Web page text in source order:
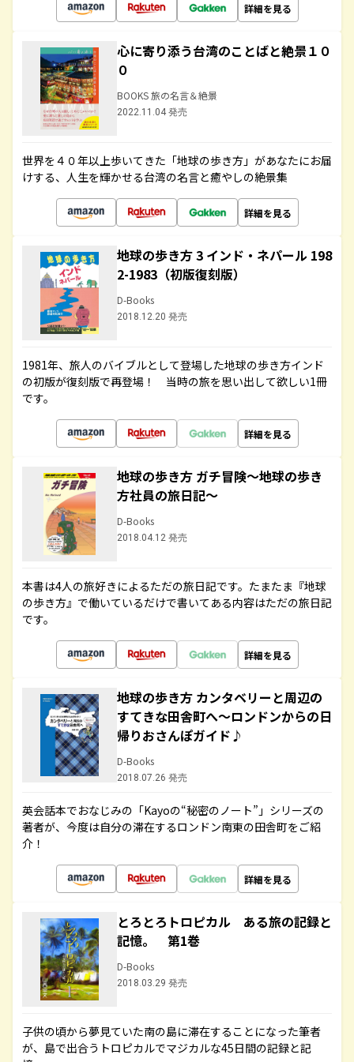
詳細を見る
心に寄り添う台湾のことばと絶景１０
０
BOOKS 旅の名言＆絶景
2022.11.04 発売
世界を４０年以上歩いてきた「地球の歩き方」があなたにお届
けする、人生を輝かせる台湾の名言と癒やしの絶景集
詳細を見る
地球の歩き方 3 インド・ネパール 198
2-1983（初版復刻版）
D-Books
2018.12.20 発売
1981年、旅人のバイブルとして登場した地球の歩き方インド
の初版が復刻版で再登場！ 当時の旅を思い出して欲しい1冊
です。
詳細を見る
地球の歩き方 ガチ冒険～地球の歩き
方社員の旅日記～
D-Books
2018.04.12 発売
本書は4人の旅好きによるただの旅日記です。たまたま『地球
の歩き方』で働いているだけで書いてある内容はただの旅日記
です。
詳細を見る
地球の歩き方 カンタベリーと周辺の
すてきな田舎町へ～ロンドンからの日
帰りおさんぽガイド♪
D-Books
2018.07.26 発売
英会話本でおなじみの「Kayoの“秘密のノート”」シリーズの
著者が、今度は自分の滞在するロンドン南東の田舎町をご紹
介！
詳細を見る
とろとろトロピカル ある旅の記録と
記憶。 第1巻
D-Books
2018.03.29 発売
子供の頃から夢見ていた南の島に滞在することになった筆者
が、島で出合うトロピカルでマジカルな45日間の記録と記